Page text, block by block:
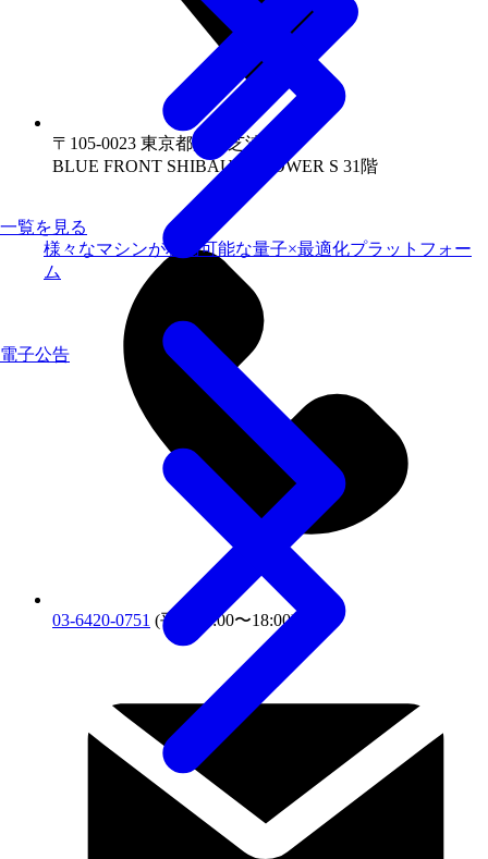
一覧を見る
様々なマシンが利用可能な量子×最適化プラットフォー
ム
電子公告
〒105-0023 東京都港区芝浦1-1-1
BLUE FRONT SHIBAURA TOWER S 31階
03-6420-0751 (平日10:00〜18:00)